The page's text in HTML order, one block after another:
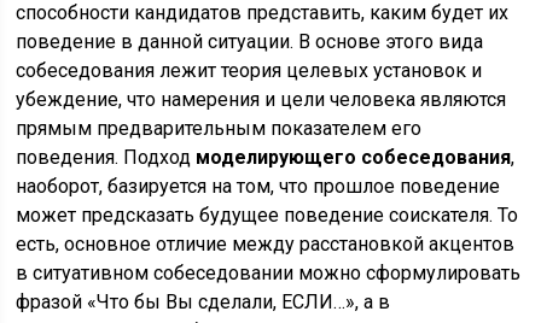
способности кандидатов представить, каким будет их
поведение в данной ситуации. В основе этого вида
собеседования лежит теория целевых установок и
убеждение, что намерения и цели человека являются
прямым предварительным показателем его
поведения. Подход моделирующего собеседования,
наоборот, базируется на том, что прошлое поведение
может предсказать будущее поведение соискателя. То
есть, основное отличие между расстановкой акцентов
в ситуативном собеседовании можно сформулировать
фразой «Что бы Вы сделали, ЕСЛИ…», а в